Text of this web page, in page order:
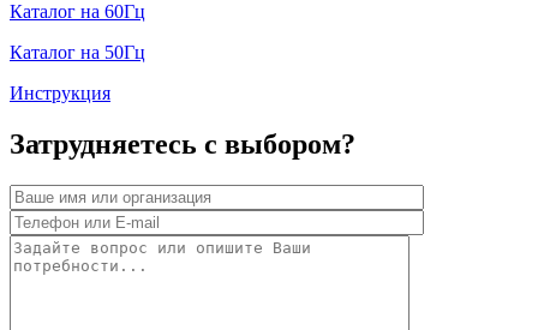
Каталог на 60Гц
Каталог на 50Гц
Инструкция
Затрудняетесь с выбором?